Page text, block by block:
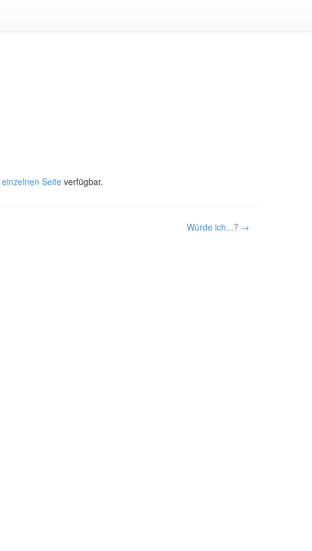
einzelnen Seiteverfügbar.
Würde ich...? →